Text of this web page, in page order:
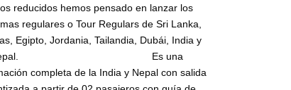
reducidos hemos pensado en lanzar los
regulares o Tour Regulars de Sri Lanka,
Egipto, Jordania, Tailandia, Dubái, India y
Es una
completa de la India y Nepal con salida